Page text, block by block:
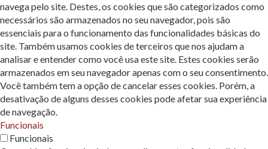
navega pelo site. Destes, os cookies que são categorizados como
necessários são armazenados no seu navegador, pois são
essenciais para o funcionamento das funcionalidades básicas do
site. Também usamos cookies de terceiros que nos ajudam a
analisar e entender como você usa este site. Estes cookies serão
armazenados em seu navegador apenas com o seu consentimento.
Você também tem a opção de cancelar esses cookies. Porém, a
desativação de alguns desses cookies pode afetar sua experiência
de navegação.
Funcionais
Funcionais